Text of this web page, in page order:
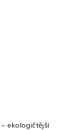
– ekologičtější